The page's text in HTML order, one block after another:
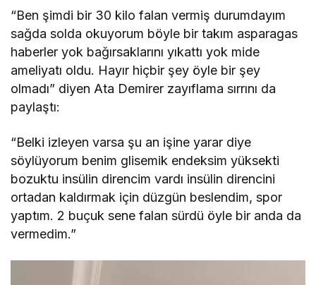
“Ben şimdi bir 30 kilo falan vermiş durumdayım
sağda solda okuyorum böyle bir takım asparagas
haberler yok bağırsaklarını yıkattı yok mide
ameliyatı oldu. Hayır hiçbir şey öyle bir şey
olmadı” diyen Ata Demirer zayıflama sırrını da
paylaştı:
“Belki izleyen varsa şu an işine yarar diye
söylüyorum benim glisemik endeksim yüksekti
bozuktu insülin direncim vardı insülin direncini
ortadan kaldırmak için düzgün beslendim, spor
yaptım. 2 buçuk sene falan sürdü öyle bir anda da
vermedim.”